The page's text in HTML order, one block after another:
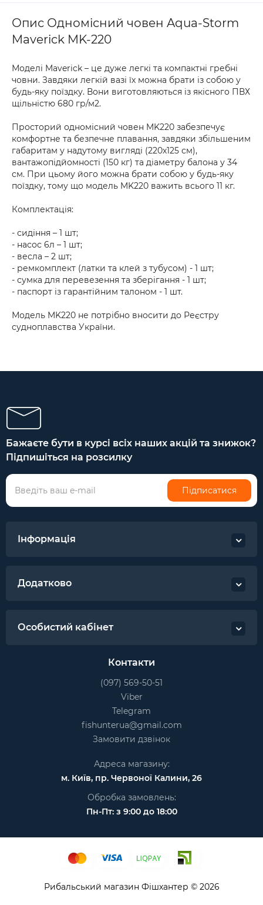
Опис Одномісний човен Aqua-Storm
Maverick MK-220
Моделі Maverick – це дуже легкі та компактні гребні
човни. Завдяки легкій вазі їх можна брати із собою у
будь-яку поїздку. Вони виготовляються із якісного ПВХ
щільністю 680 гр/м2.
Просторий одномісний човен MK220 забезпечує
комфортне та безпечне плавання, завдяки збільшеним
габаритам у надутому вигляді (220х125 см),
вантажопідйомності (150 кг) та діаметру балона у 34
см. При цьому його можна брати собою у будь-яку
поїздку, тому що модель MK220 важить всього 11 кг.
Комплектація:
- сидіння – 1 шт;
- насос 6л – 1 шт;
- весла – 2 шт;
- ремкомплект (латки та клей з тубусом) - 1 шт;
- сумка для перевезення та зберігання - 1 шт;
- паспорт із гарантійним талоном - 1 шт.
Модель MK220 не потрібно вносити до Реєстру
судноплавства України.
Бажаєте бути в курсі всіх наших акцій та знижок?
Підпишіться на розсилку
Підписатися
Інформація
Додатково
Особистий кабінет
Контакти
(097) 569-50-51
Viber
Telegram
fishunterua@gmail.com
Замовити дзвінок
Адреса магазину:
м. Київ, пр. Червоної Калини, 26
Обробка замовлень:
Пн-Пт: з 9:00 до 18:00
Рибальський магазин Фішхантер © 2026